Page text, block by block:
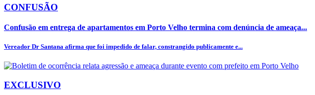
CONFUSÃO
Confusão em entrega de apartamentos em Porto Velho termina com denúncia de ameaça...
Vereador Dr Santana afirma que foi impedido de falar, constrangido publicamente e...
EXCLUSIVO